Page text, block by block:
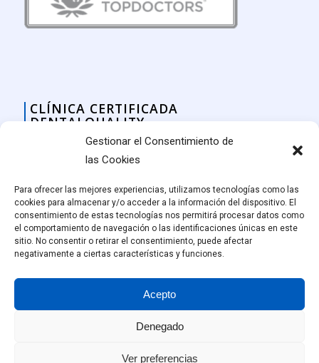
Gestionar el Consentimiento de
las Cookies
Para ofrecer las mejores experiencias, utilizamos tecnologías como las
cookies para almacenar y/o acceder a la información del dispositivo. El
consentimiento de estas tecnologías nos permitirá procesar datos como
el comportamiento de navegación o las identificaciones únicas en este
sitio. No consentir o retirar el consentimiento, puede afectar
negativamente a ciertas características y funciones.
Acepto
Denegado
Ver preferencias
CLÍNICA CERTIFICADA
DENTALQUALITY
© Amalthea Clínica Dental, Vitoria-Gasteiz.